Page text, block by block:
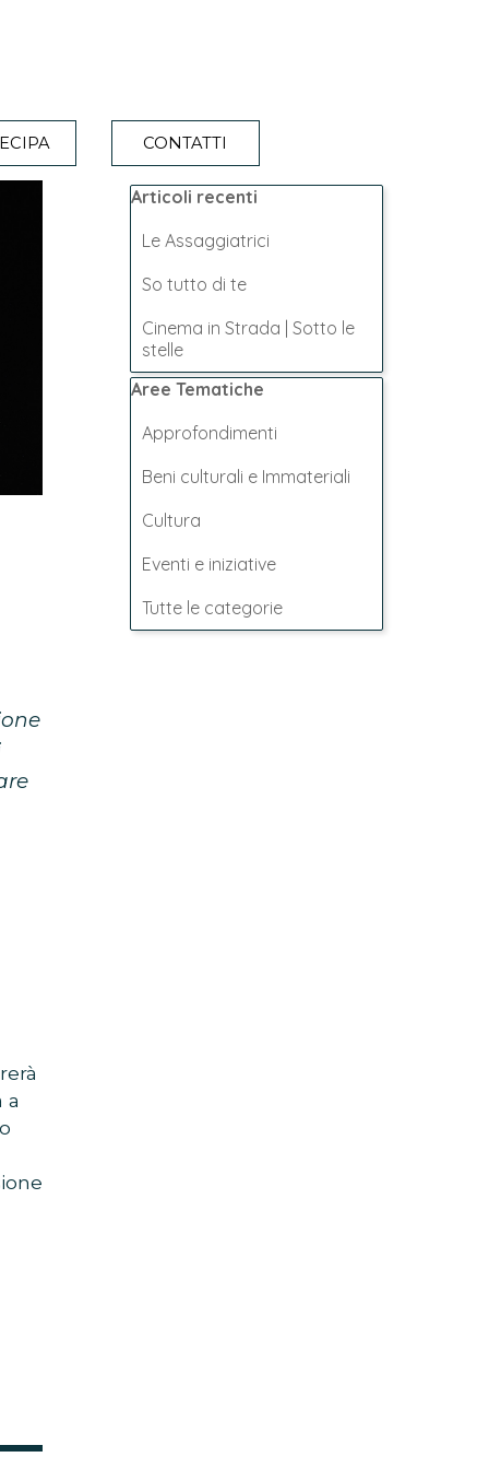
CONTATTI
a
Salta blocco Articoli recenti
Articoli recenti
Le Assaggiatrici
So tutto di te
Cinema in Strada | Sotto le
stelle
Salta blocco Aree Tematiche
Aree Tematiche
Approfondimenti
Beni culturali e Immateriali
Cultura
Eventi e iniziative
Tutte le categorie